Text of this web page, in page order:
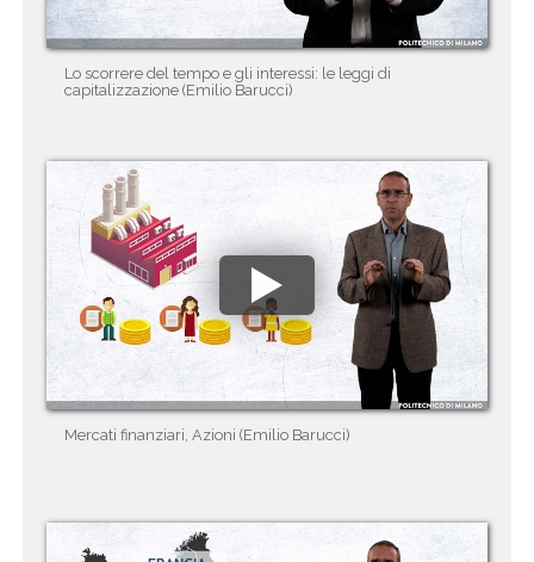
Lo scorrere del tempo e gli interessi: le leggi di
capitalizzazione (Emilio Barucci)
Mercati finanziari, Azioni (Emilio Barucci)